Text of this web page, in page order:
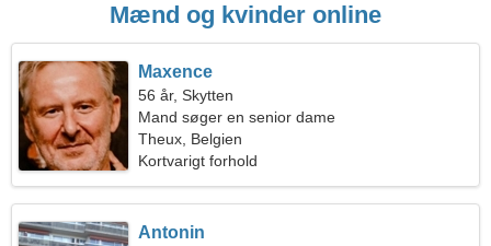
Mænd og kvinder online
Maxence
56 år, Skytten
Mand søger en senior dame
Theux, Belgien
Kortvarigt forhold
Antonin